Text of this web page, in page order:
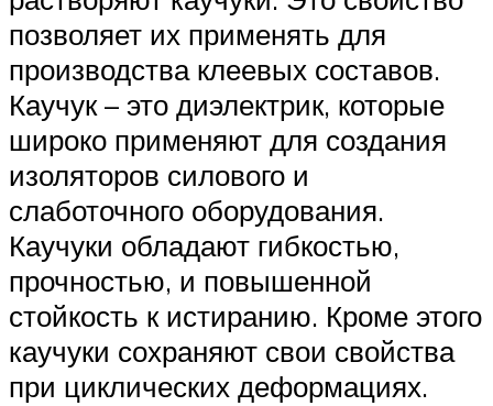
позволяет их применять для
производства клеевых составов.
Каучук – это диэлектрик, которые
широко применяют для создания
изоляторов силового и
слаботочного оборудования.
Каучуки обладают гибкостью,
прочностью, и повышенной
стойкость к истиранию. Кроме этого
каучуки сохраняют свои свойства
при циклических деформациях.